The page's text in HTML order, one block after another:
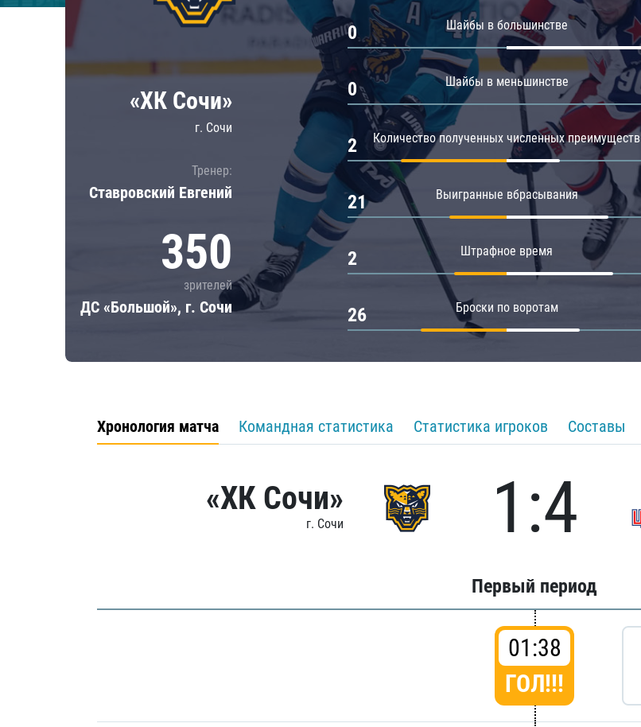
Локомотив
ЦСКА
Шанхайские Драконы
Амур
Барыс
Салават Юлаев
«ХК Сочи»
г. Сочи
Тренер:
Ставровский Евгений
350
зрителей
ДС «Большой», г. Сочи
Шайбы в большинстве
0
Шайбы в меньшинстве
0
Количество полученных численных преимуществ
2
Выигранные вбрасывания
21
Штрафное время
2
Броски по воротам
26
Хронология матча Командная статистика Статистика игроков Составы
«ХК Сочи»
г. Сочи 1:4
Первый период
01:38
ГОЛ!!!